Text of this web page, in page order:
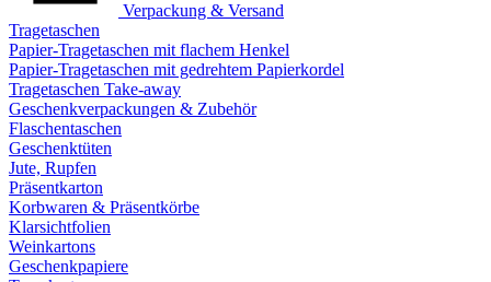
Verpackung & Versand
Tragetaschen
Papier-Tragetaschen mit flachem Henkel
Papier-Tragetaschen mit gedrehtem Papierkordel
Tragetaschen Take-away
Geschenkverpackungen & Zubehör
Flaschentaschen
Geschenktüten
Jute, Rupfen
Präsentkarton
Korbwaren & Präsentkörbe
Klarsichtfolien
Weinkartons
Geschenkpapiere